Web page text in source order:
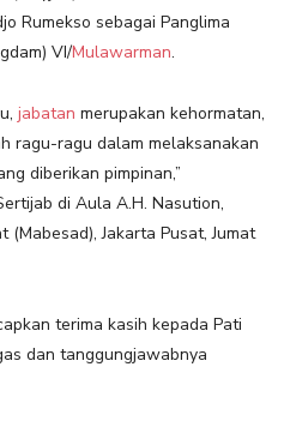
Rumekso sebagai Panglima
VI/Mulawarman.
jabatan merupakan kehormatan,
ragu-ragu dalam melaksanakan
diberikan pimpinan,”
di Aula A.H. Nasution,
Jakarta Pusat, Jumat
terima kasih kepada Pati
dan tanggungjawabnya